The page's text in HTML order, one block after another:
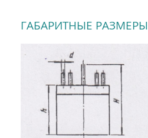
ГАБАРИТНЫЕ РАЗМЕРЫ